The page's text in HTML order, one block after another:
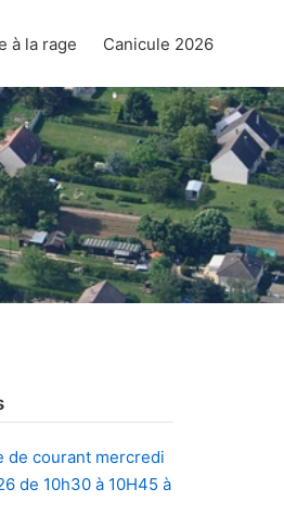
à la rage Canicule 2026
de courant mercredi
de 10h30 à 10H45 à